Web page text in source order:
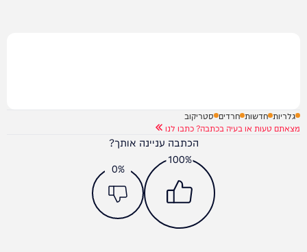
גלריות חדשות חרדים סטריקוב
מצאתם טעות או בעיה בכתבה? כתבו לנו
הכתבה עניינה אותך?
100%
0%